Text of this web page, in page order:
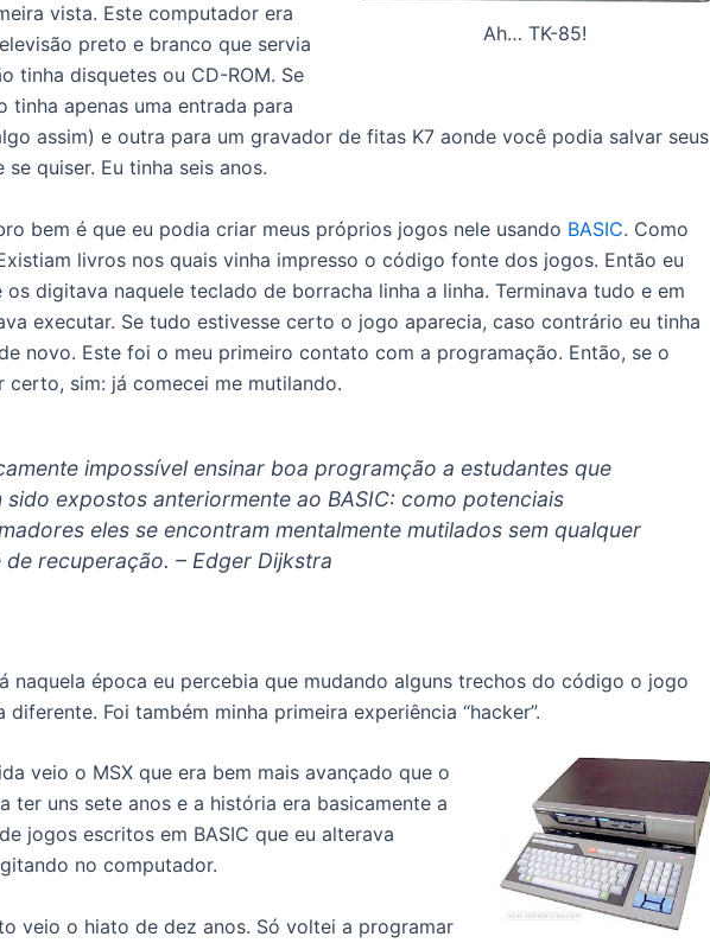
Ah… TK-85!
vista. Este computador era
preto e branco que servia
tinha disquetes ou CD-ROM. Se
tinha apenas uma entrada para
assim) e outra para um gravador de fitas K7 aonde você podia salvar seus
quiser. Eu tinha seis anos.
bem é que eu podia criar meus próprios jogos nele usando BASIC. Como
livros nos quais vinha impresso o código fonte dos jogos. Então eu
os digitava naquele teclado de borracha linha a linha. Terminava tudo e em
executar. Se tudo estivesse certo o jogo aparecia, caso contrário eu tinha
novo. Este foi o meu primeiro contato com a programação. Então, se o
certo, sim: já comecei me mutilando.
impossível ensinar boa programção a estudantes que
sido expostos anteriormente ao BASIC: como potenciais
eles se encontram mentalmente mutilados sem qualquer
de recuperação. – Edger Dijkstra
naquela época eu percebia que mudando alguns trechos do código o jogo
Foi também minha primeira experiência “hacker”.
veio o MSX que era bem mais avançado que o
ter uns sete anos e a história era basicamente a
jogos escritos em BASIC que eu alterava
no computador.
veio o hiato de dez anos. Só voltei a programar